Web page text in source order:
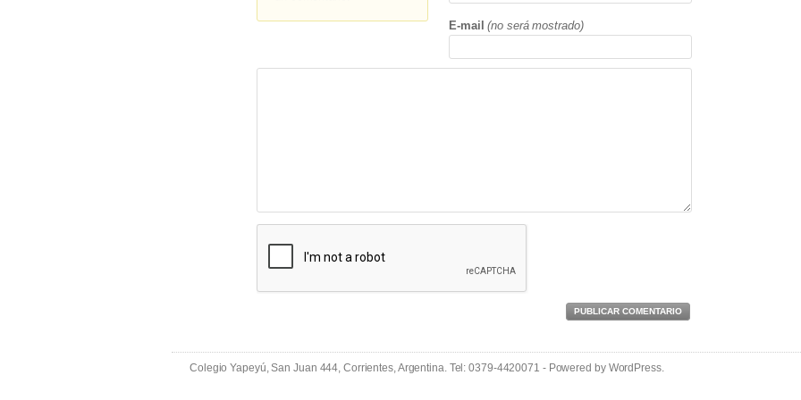
E-mail (no será mostrado)
PUBLICAR COMENTARIO
Colegio Yapeyú, San Juan 444, Corrientes, Argentina. Tel: 0379-4420071 - Powered by WordPress.